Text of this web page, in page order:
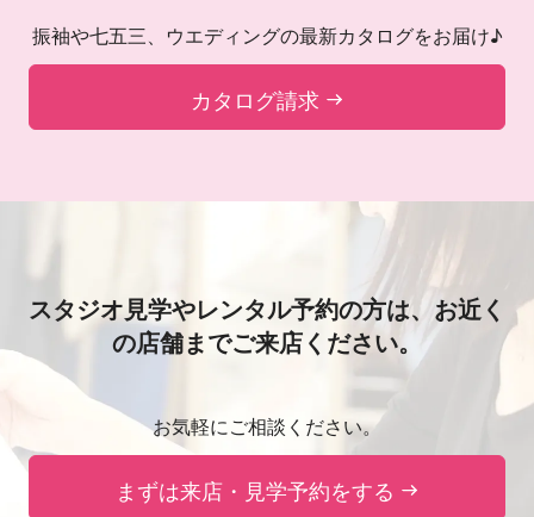
振袖や七五三、ウエディングの最新カタログをお届け♪
カタログ請求
スタジオ見学やレンタル予約の方は、 お近く
の店舗までご来店ください。
お気軽にご相談ください。
まずは来店・見学予約をする